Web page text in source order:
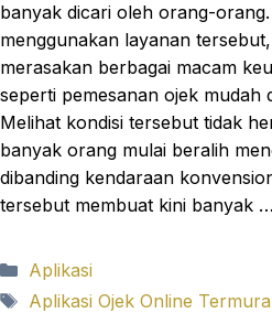
banyak dicari oleh orang-
menggunakan layanan
merasakan berbagai macam
seperti pemesanan ojek mudah
Melihat kondisi tersebut tidak
banyak orang mulai beralih
dibanding kendaraan
tersebut membuat kini banyak …
Categories
Aplikasi
Tags
Aplikasi Ojek Online